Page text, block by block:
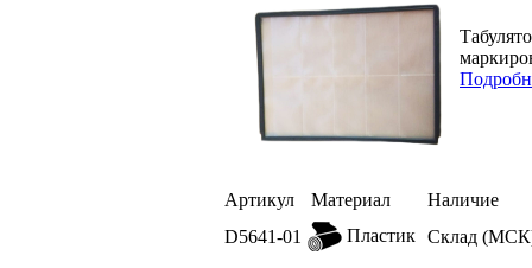
Артикул Материал
Наличие
D5641-01
Пластик Склад